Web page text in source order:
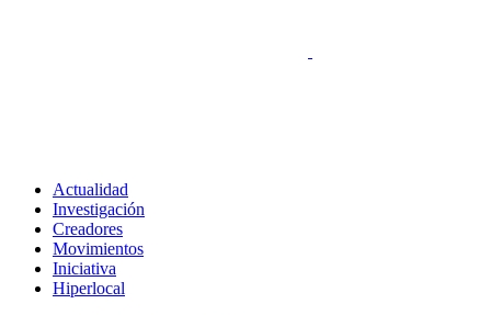
Actualidad
Investigación
Creadores
Movimientos
Iniciativa
Hiperlocal